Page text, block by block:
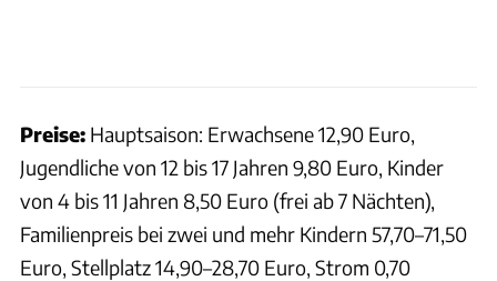
Preise: Hauptsaison: Erwachsene 12,90 Euro,
Jugendliche von 12 bis 17 Jahren 9,80 Euro, Kinder
von 4 bis 11 Jahren 8,50 Euro (frei ab 7 Nächten),
Familienpreis bei zwei und mehr Kindern 57,70–71,50
Euro, Stellplatz 14,90–28,70 Euro, Strom 0,70